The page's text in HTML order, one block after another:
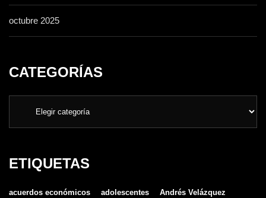
octubre 2025
CATEGORÍAS
ETIQUETAS
acuerdos económicos adolescentes Andrés Velázquez